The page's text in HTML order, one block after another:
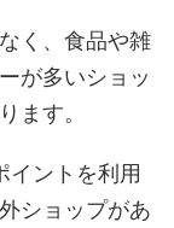
く、食品や雑
が多いショッ
ます。
イントを利用
ショップがあ